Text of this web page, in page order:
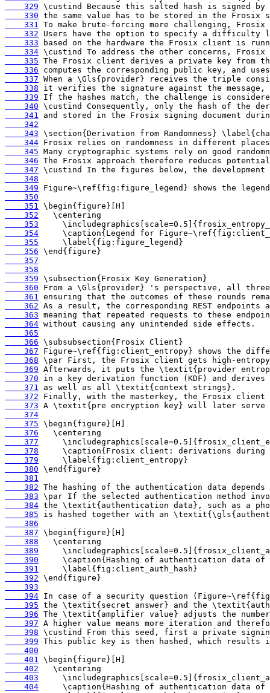
    329
    330
    331
    332
    333
    334
    335
    336
    337
    338
    339
    340
    341
    342
    343
    344
    345
    346
    347
    348
    349
    350
    351
    352
    353
    354
    355
    356
    357
    358
    359
    360
    361
    362
    363
    364
    365
    366
    367
    368
    369
    370
    371
    372
    373
    374
    375
    376
    377
    378
    379
    380
    381
    382
    383
    384
    385
    386
    387
    388
    389
    390
    391
    392
    393
    394
    395
    396
    397
    398
    399
    400
    401
    402
    403
    404